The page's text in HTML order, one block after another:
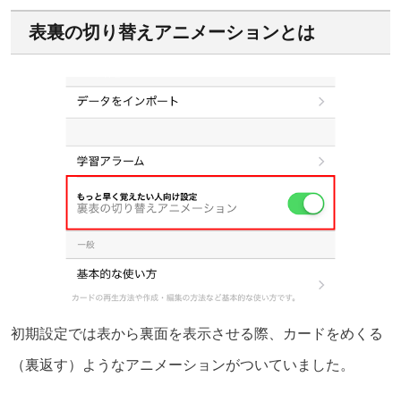
表裏の切り替えアニメーションとは
初期設定では表から裏面を表示させる際、カードをめくる
（裏返す）ようなアニメーションがついていました。